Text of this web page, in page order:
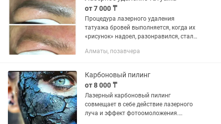
от 7 000 ₸
Процедура лазерного удаления
татуажа бровей выполняется, когда их
«рисунок» надоел, разонравился, стал
изначально нанесён неудачно:
Алматы, позавчера
Карбоновый пилинг
от 8 000 ₸
Лазерный карбоновый пилинг
совмещает в себе действие лазерного
луча и эффект фотоомоложения.